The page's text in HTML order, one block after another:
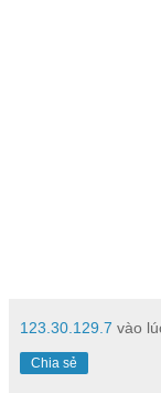
123.30.129.7 vào
Chia sẻ